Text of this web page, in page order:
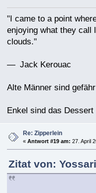
"I came to a point
enjoying what they call
clouds."
— Jack Kerouac
Alte Männer sind
Enkel sind das Dessert
Re: Zipperlein
« Antwort #19 am: 27. April
Zitat von: